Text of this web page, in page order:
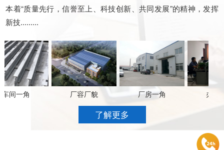
本着“质量先行，信誉至上、科技创新、共同发展”的精神，发挥
新技.........
一角 厂容厂貌 厂房一角 办公场
了解更多